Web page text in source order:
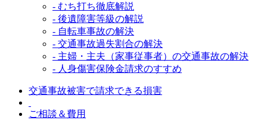
- むち打ち徹底解説
- 後遺障害等級の解説
- 自転車事故の解決
- 交通事故過失割合の解決
- 主婦・主夫（家事従事者）の交通事故の解決
- 人身傷害保険金請求のすすめ
交通事故被害で請求できる損害
ご相談＆費用